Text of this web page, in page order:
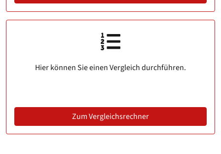
Hier können Sie einen Vergleich durchführen.
Zum Vergleichsrechner